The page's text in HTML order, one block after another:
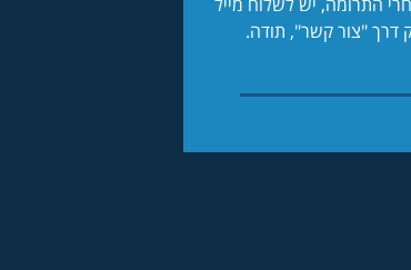
"צור קשר", תודה.